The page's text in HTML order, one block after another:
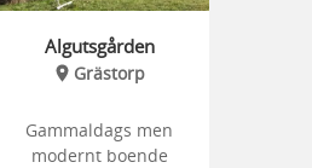
Algutsgården
Grästorp
Gammaldags men
modernt boende